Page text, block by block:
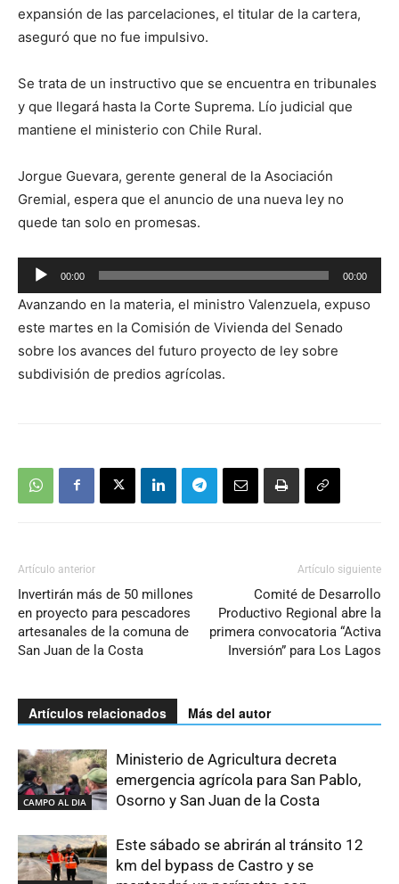
expansión de las parcelaciones, el titular de la cartera,
aseguró que no fue impulsivo.
Se trata de un instructivo que se encuentra en tribunales
y que llegará hasta la Corte Suprema. Lío judicial que
mantiene el ministerio con Chile Rural.
Jorgue Guevara, gerente general de la Asociación
Gremial, espera que el anuncio de una nueva ley no
quede tan solo en promesas.
Reproductor
de
audio
00:00 00:00
Avanzando en la materia, el ministro Valenzuela, expuso
este martes en la Comisión de Vivienda del Senado
sobre los avances del futuro proyecto de ley sobre
subdivisión de predios agrícolas.
Artículo anterior
Invertirán más de 50 millones
en proyecto para pescadores
artesanales de la comuna de
San Juan de la Costa
Artículo siguiente
Comité de Desarrollo
Productivo Regional abre la
primera convocatoria “Activa
Inversión” para Los Lagos
Artículos relacionados Más del autor
CAMPO AL DIA
Ministerio de Agricultura decreta
emergencia agrícola para San Pablo,
Osorno y San Juan de la Costa
Este sábado se abrirán al tránsito 12
km del bypass de Castro y se